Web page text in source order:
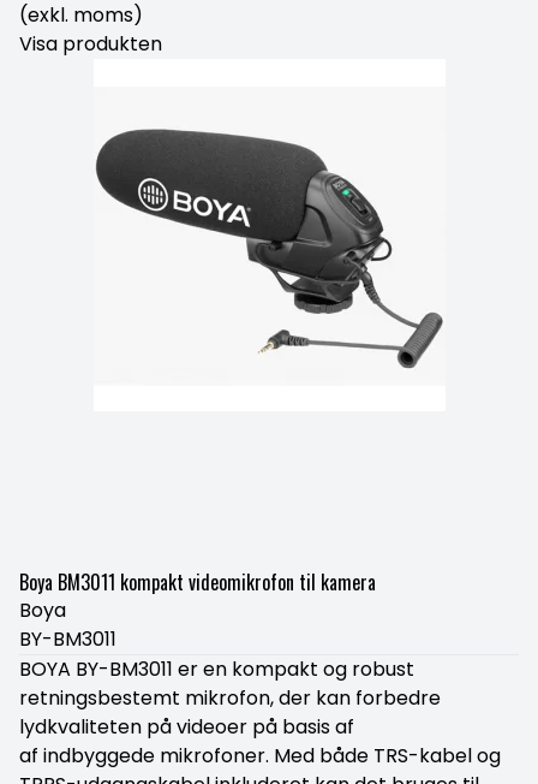
(exkl. moms)
Visa produkten
Boya BM3011 kompakt videomikrofon til kamera
Boya
BY-BM3011
BOYA BY-BM3011 er en kompakt og robust
retningsbestemt mikrofon, der kan forbedre
lydkvaliteten på videoer på basis af
af indbyggede mikrofoner. Med både TRS-kabel og